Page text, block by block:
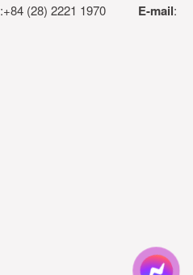
:+84 (28) 2221 1970 E-mail: